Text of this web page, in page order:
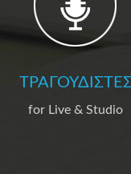
for Live & Studio